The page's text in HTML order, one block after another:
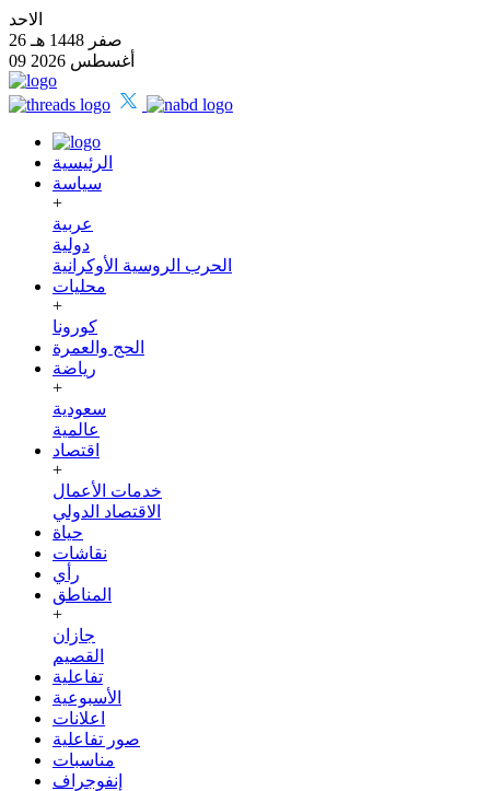
الاحد
26 صفر 1448 هـ
09 أغسطس 2026
الرئيسية
سياسة
+
عربية
دولية
الحرب الروسية الأوكرانية
محليات
+
كورونا
الحج والعمرة
رياضة
+
سعودية
عالمية
اقتصاد
+
خدمات الأعمال
الاقتصاد الدولي
حياة
نقاشات
رأي
المناطق
+
جازان
القصيم
تفاعلية
الأسبوعية
اعلانات
صور تفاعلية
مناسبات
إنفوجراف